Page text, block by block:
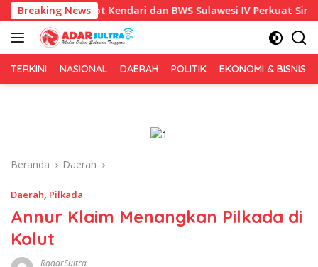
Langsung
ke
konten
Breaking News
Pemkot Kendari dan BWS Sulawesi IV Perkuat Sinergi Jaga
TERKINI NASIONAL DAERAH POLITIK EKONOMI & BISNIS
Beranda Daerah
Daerah, Pilkada
Annur Klaim Menangkan Pilkada di
Kolut
RadarSultra